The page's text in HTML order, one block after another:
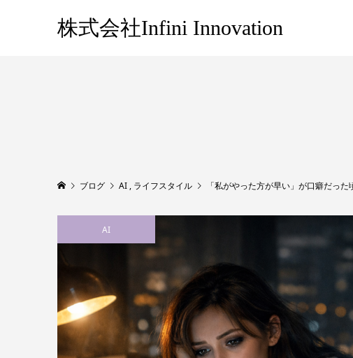
株式会社Infini Innovation
ブログ AI , ライフスタイル 「私がやった方が早い」が口癖だった
AI